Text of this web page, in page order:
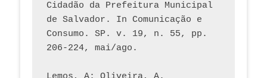
Cidadão da Prefeitura Municipal
de Salvador. In Comunicação e
Consumo. SP. v. 19, n. 55, pp.
206-224, mai/ago.